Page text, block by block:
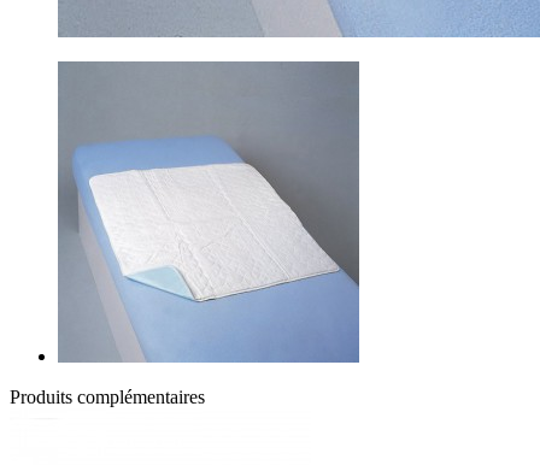
Produits complémentaires